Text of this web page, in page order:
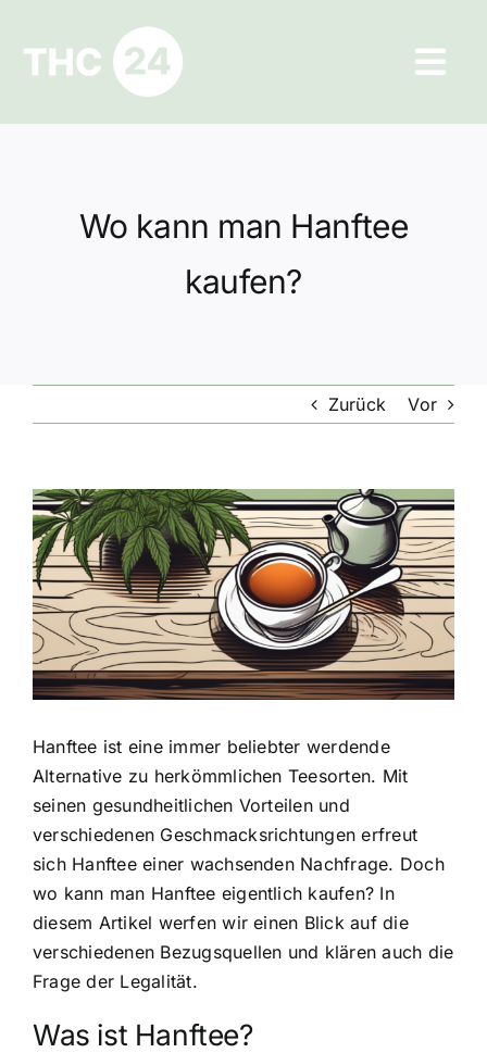
springen
Ratgeber
Wo kann man Hanftee
kaufen?
Zurück Vor
Zeige
grösseres
Bild
Hanftee ist eine immer beliebter werdende
Alternative zu herkömmlichen Teesorten. Mit
seinen gesundheitlichen Vorteilen und
verschiedenen Geschmacksrichtungen erfreut
sich Hanftee einer wachsenden Nachfrage. Doch
wo kann man Hanftee eigentlich kaufen? In
diesem Artikel werfen wir einen Blick auf die
verschiedenen Bezugsquellen und klären auch die
Frage der Legalität.
Was ist Hanftee?